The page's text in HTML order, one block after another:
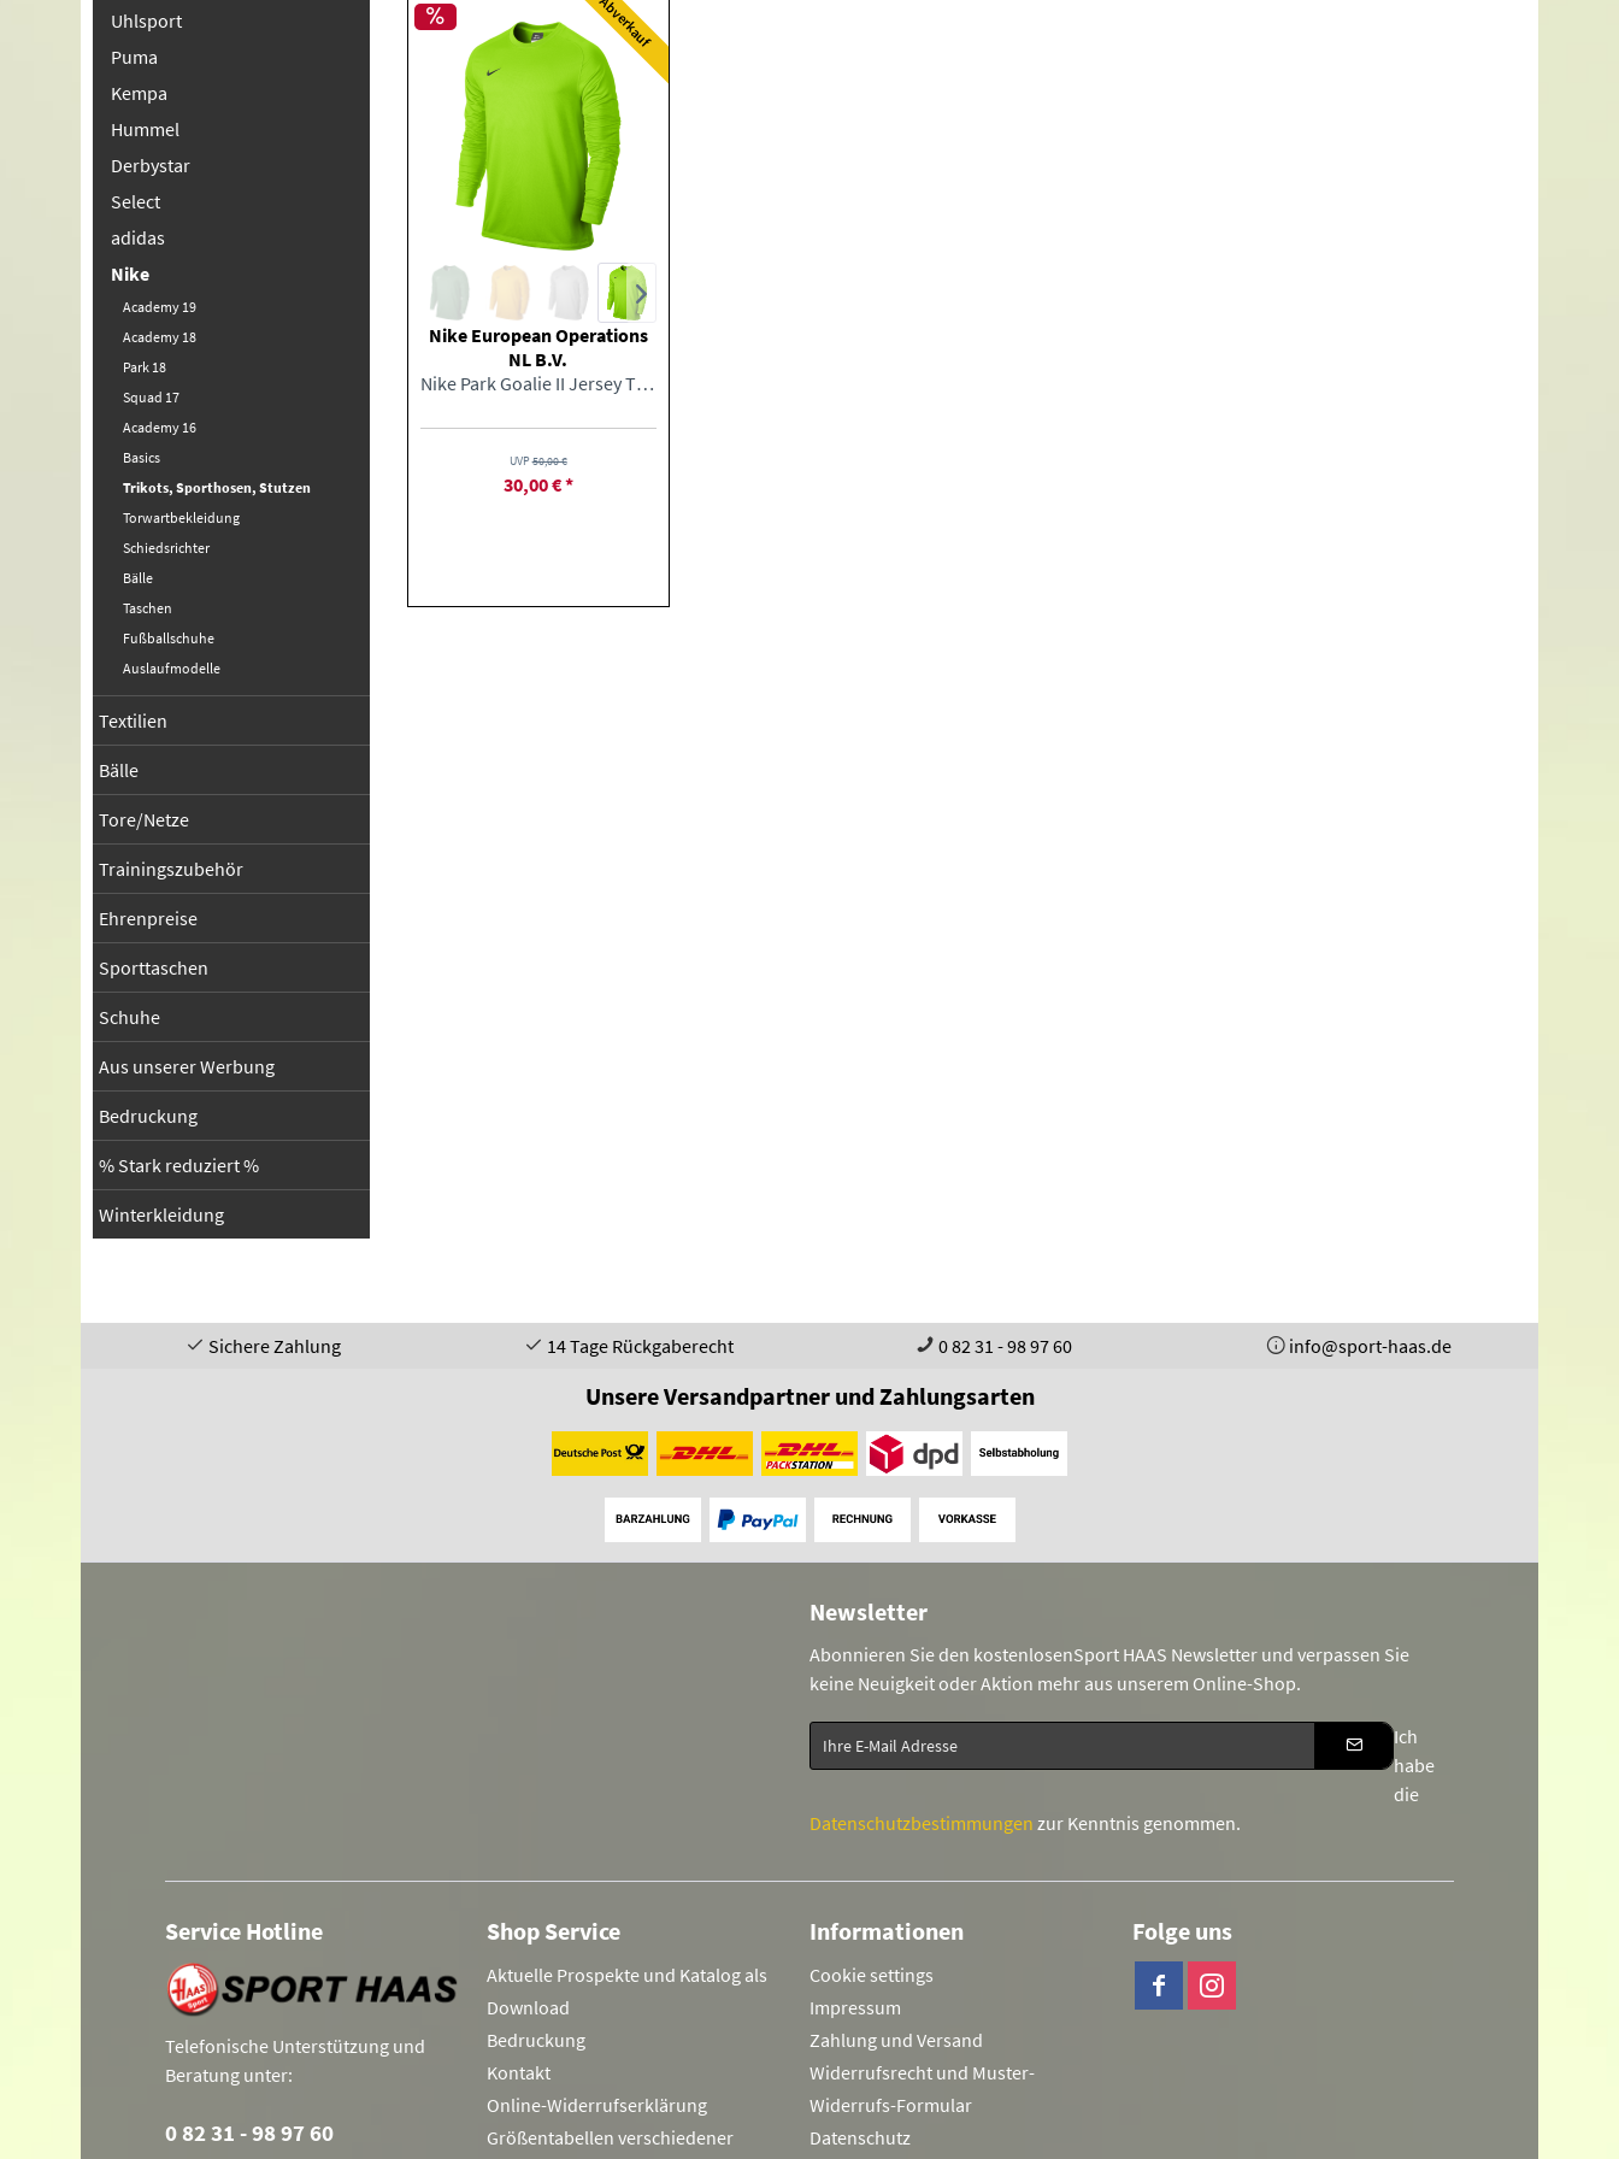
Uhlsport
Puma
Kempa
Hummel
Derbystar
Select
adidas
Nike
Academy 19
Academy 18
Park 18
Squad 17
Academy 16
Basics
Trikots, Sporthosen, Stutzen
Torwartbekleidung
Schiedsrichter
Bälle
Taschen
Fußballschuhe
Auslaufmodelle
Textilien
Bälle
Tore/Netze
Trainingszubehör
Ehrenpreise
Sporttaschen
Schuhe
Aus unserer Werbung
Bedruckung
% Stark reduziert %
Winterkleidung
Abverkauf
Nike European Operations
NL B.V.
Nike Park Goalie II Jersey TW Trikot
UVP50,00 €
30,00 € *
Sichere Zahlung 14 Tage Rückgaberecht 0 82 31 - 98 97 60 info@sport-haas.de
Unsere Versandpartner und Zahlungsarten
Newsletter
Abonnieren Sie den kostenlosenSport HAAS Newsletter und verpassen Sie
keine Neuigkeit oder Aktion mehr aus unserem Online-Shop.
Ich
habe
die
Datenschutzbestimmungen zur Kenntnis genommen.
Service Hotline
Telefonische Unterstützung und
Beratung unter:
0 82 31 - 98 97 60
Shop Service
Aktuelle Prospekte und Katalog als
Download
Bedruckung
Kontakt
Online-Widerrufserklärung
Größentabellen verschiedener
Informationen
Cookie settings
Impressum
Zahlung und Versand
Widerrufsrecht und Muster-
Widerrufs-Formular
Datenschutz
Folge uns